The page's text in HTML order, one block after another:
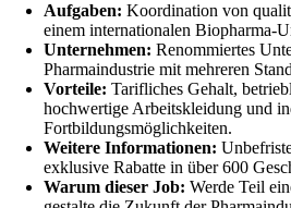
Aufgaben: Koordination von
einem internationalen Biopharma-
Unternehmen: Renommiertes
Pharmaindustrie mit mehreren
Vorteile: Tarifliches Gehalt,
hochwertige Arbeitskleidung und
Fortbildungsmöglichkeiten.
Weitere Informationen:
exklusive Rabatte in über 600
Warum dieser Job: Werde Teil